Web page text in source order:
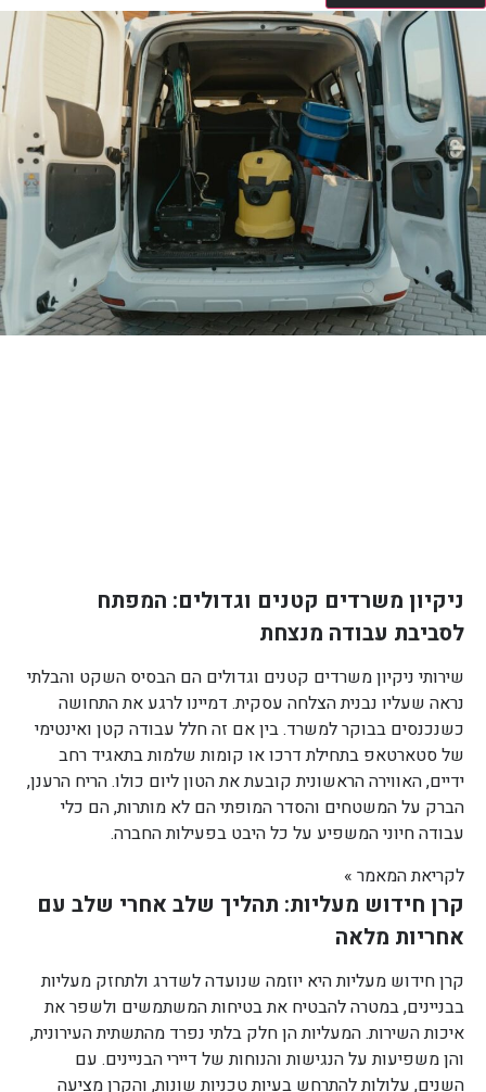
ניקיון משרדים קטנים וגדולים: המפתח
לסביבת עבודה מנצחת
שירותי ניקיון משרדים קטנים וגדולים הם הבסיס השקט והבלתי
נראה שעליו נבנית הצלחה עסקית. דמיינו לרגע את התחושה
כשנכנסים בבוקר למשרד. בין אם זה חלל עבודה קטן ואינטימי
של סטארטאפ בתחילת דרכו או קומות שלמות בתאגיד רחב
ידיים, האווירה הראשונית קובעת את הטון ליום כולו. הריח הרענן,
הברק על המשטחים והסדר המופתי הם לא מותרות, הם כלי
עבודה חיוני המשפיע על כל היבט בפעילות החברה.
לקריאת המאמר »
קרן חידוש מעליות: תהליך שלב אחרי שלב עם
אחריות מלאה
קרן חידוש מעליות היא יוזמה שנועדה לשדרג ולתחזק מעליות
בבניינים, במטרה להבטיח את בטיחות המשתמשים ולשפר את
איכות השירות. המעליות הן חלק בלתי נפרד מהתשתית העירונית,
והן משפיעות על הנגישות והנוחות של דיירי הבניינים. עם
השנים, עלולות להתרחש בעיות טכניות שונות, והקרן מציעה